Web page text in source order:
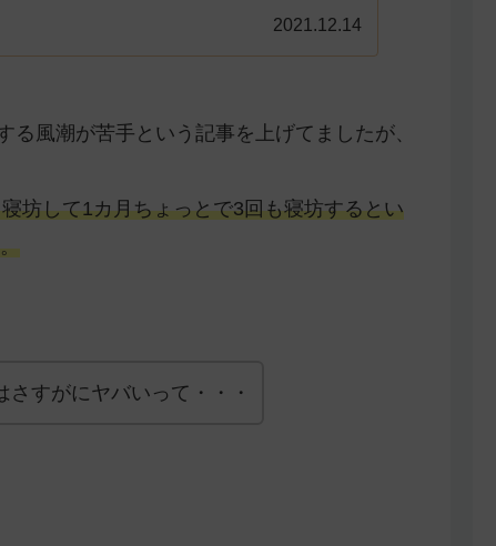
2021.12.14
風潮が苦手という記事を上げてましたが、
坊して1カ月ちょっとで3回も寝坊するとい
すがにヤバいって・・・